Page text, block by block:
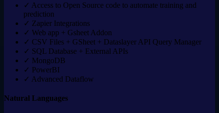
✓ Access to Open Source code to automate training and
prediction
✓ Zapier Integrations
✓ Web app + Gsheet Addon
✓ CSV Files + GSheet + Dataslayer API Query Manager
✓ SQL Database + External APIs
✓ MongoDB
✓ PowerBI
✓ Advanced Dataflow
Natural Languages